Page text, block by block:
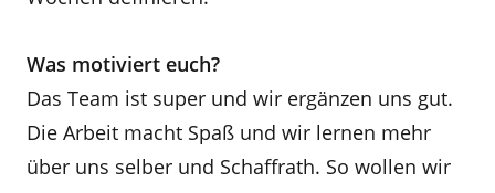
Was motiviert euch?
Das Team ist super und wir ergänzen uns gut.
Die Arbeit macht Spaß und wir lernen mehr
über uns selber und Schaffrath. So wollen wir